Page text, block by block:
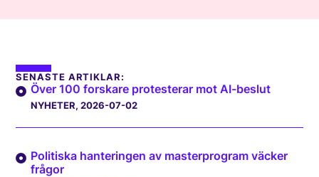
SENASTE ARTIKLAR:
Över 100 forskare protesterar mot AI-beslut
NYHETER, 2026-07-02
Politiska hanteringen av masterprogram väcker
frågor